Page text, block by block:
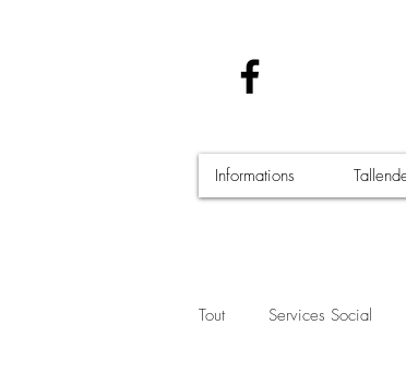
Informations
Tout Services Social